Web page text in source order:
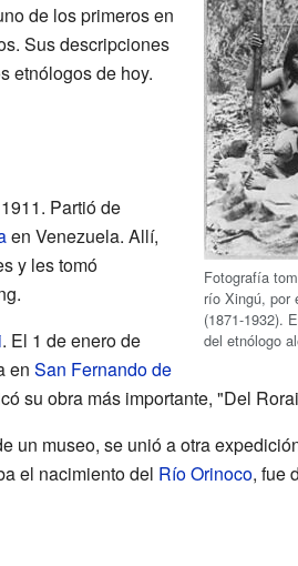
Fotografía
río Xingú, por
(1871-1932).
del etnólogo
de los primeros en
Sus descripciones
etnólogos de hoy.
Partió de
en Venezuela. Allí,
y les tomó
. El 1 de enero de
en San Fernando de
su obra más importante, "Del
un museo, se unió a otra
el nacimiento del Río Orinoco, fue